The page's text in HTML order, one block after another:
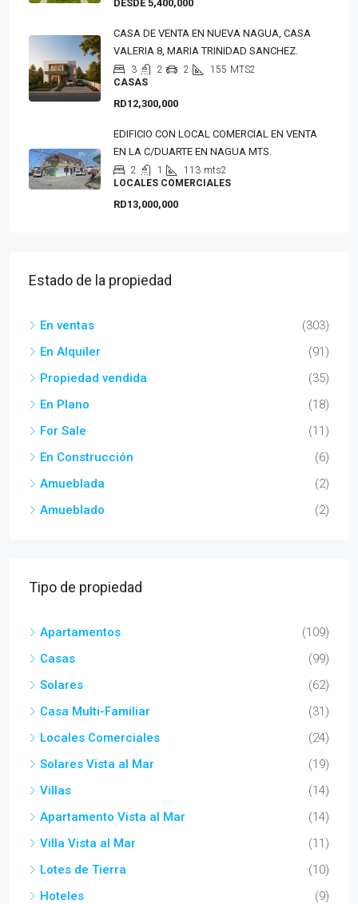
DESDE 5,400,000
CASA DE VENTA EN NUEVA NAGUA, CASA
VALERIA 8, MARIA TRINIDAD SANCHEZ.
3 2 2 155 MTS2
CASAS
RD12,300,000
EDIFICIO CON LOCAL COMERCIAL EN VENTA
EN LA C/DUARTE EN NAGUA MTS.
2 1 113 mts2
LOCALES COMERCIALES
RD13,000,000
Estado de la propiedad
En ventas
(303)
En Alquiler
(91)
Propiedad vendida
(35)
En Plano
(18)
For Sale
(11)
En Construcción
(6)
Amueblada
(2)
Amueblado
(2)
Tipo de propiedad
Apartamentos
(109)
Casas
(99)
Solares
(62)
Casa Multi-Familiar
(31)
Locales Comerciales
(24)
Solares Vista al Mar
(19)
Villas
(14)
Apartamento Vista al Mar
(14)
Villa Vista al Mar
(11)
Lotes de Tierra
(10)
Hoteles
(9)